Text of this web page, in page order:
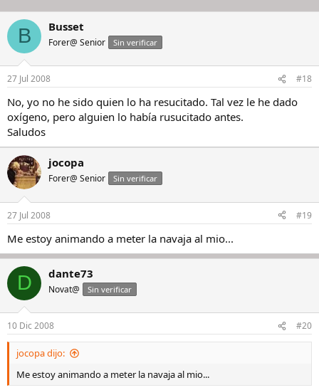
B Busset
Forer@ Senior Sin verificar
27 Jul 2008 #18
No, yo no he sido quien lo ha resucitado. Tal vez le he dado
oxígeno, pero alguien lo había rusucitado antes.
Saludos
jocopa
Forer@ Senior Sin verificar
27 Jul 2008 #19
Me estoy animando a meter la navaja al mio...
D dante73
Novat@ Sin verificar
10 Dic 2008 #20
jocopa dijo:
Me estoy animando a meter la navaja al mio...